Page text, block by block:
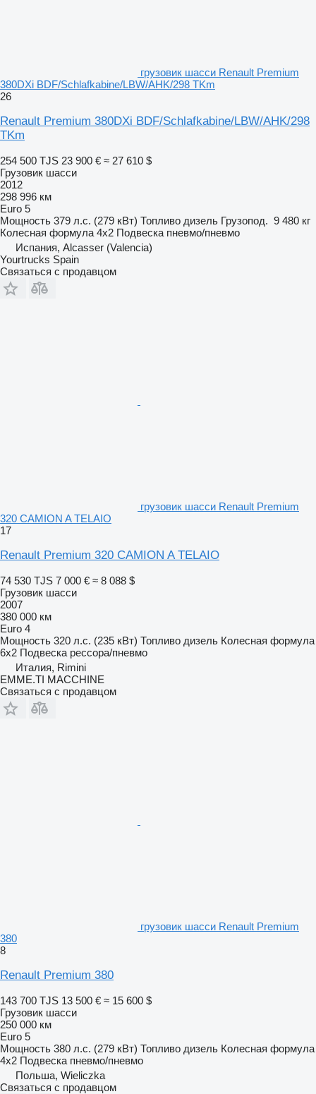
грузовик шасси Renault Premium
380DXi BDF/Schlafkabine/LBW/AHK/298 TKm
26
Renault Premium 380DXi BDF/Schlafkabine/LBW/AHK/298
TKm
254 500 TJS 23 900 € ≈ 27 610 $
Грузовик шасси
2012
298 996 км
Euro 5
Мощность 379 л.с. (279 кВт) Топливо дизель Грузопод. 9 480 кг
Колесная формула 4x2 Подвеска пневмо/пневмо
Испания, Alcasser (Valencia)
Yourtrucks Spain
Связаться с продавцом
грузовик шасси Renault Premium
320 CAMION A TELAIO
17
Renault Premium 320 CAMION A TELAIO
74 530 TJS 7 000 € ≈ 8 088 $
Грузовик шасси
2007
380 000 км
Euro 4
Мощность 320 л.с. (235 кВт) Топливо дизель Колесная формула
6x2 Подвеска рессора/пневмо
Италия, Rimini
EMME.TI MACCHINE
Связаться с продавцом
грузовик шасси Renault Premium
380
8
Renault Premium 380
143 700 TJS 13 500 € ≈ 15 600 $
Грузовик шасси
250 000 км
Euro 5
Мощность 380 л.с. (279 кВт) Топливо дизель Колесная формула
4x2 Подвеска пневмо/пневмо
Польша, Wieliczka
Связаться с продавцом